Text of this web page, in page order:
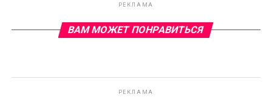
РЕКЛАМА
ВАМ МОЖЕТ ПОНРАВИТЬСЯ
РЕКЛАМА